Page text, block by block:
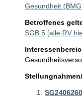
Gesundheit
Betroffenes
SGB 5 [alle RV